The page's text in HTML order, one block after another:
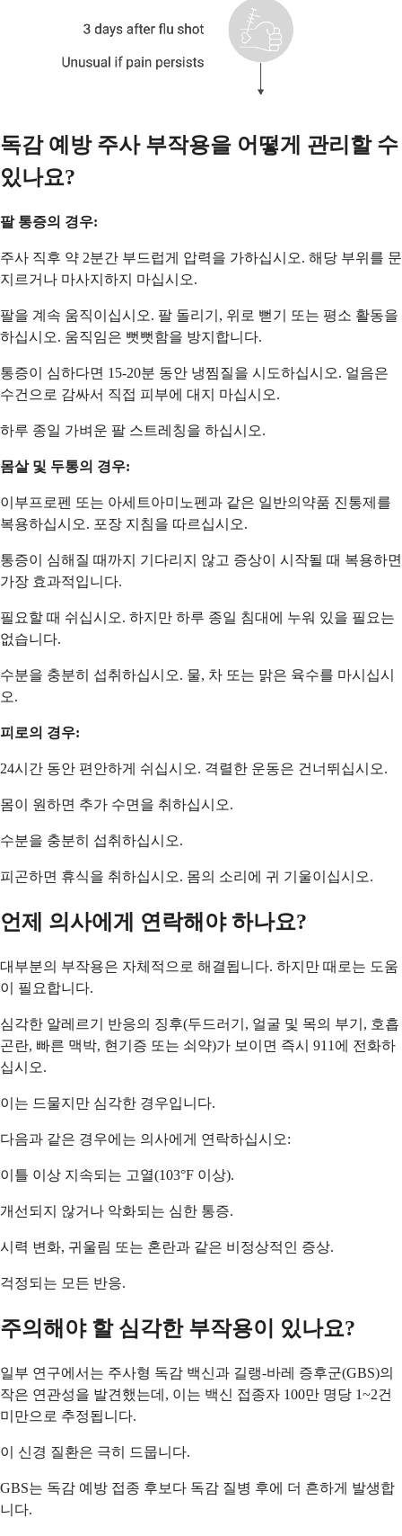
독감 예방 주사 부작용을 어떻게 관리할 수
있나요?
팔 통증의 경우:
주사 직후 약 2분간 부드럽게 압력을 가하십시오. 해당 부위를 문
지르거나 마사지하지 마십시오.
팔을 계속 움직이십시오. 팔 돌리기, 위로 뻗기 또는 평소 활동을
하십시오. 움직임은 뻣뻣함을 방지합니다.
통증이 심하다면 15-20분 동안 냉찜질을 시도하십시오. 얼음은
수건으로 감싸서 직접 피부에 대지 마십시오.
하루 종일 가벼운 팔 스트레칭을 하십시오.
몸살 및 두통의 경우:
이부프로펜 또는 아세트아미노펜과 같은 일반의약품 진통제를
복용하십시오. 포장 지침을 따르십시오.
통증이 심해질 때까지 기다리지 않고 증상이 시작될 때 복용하면
가장 효과적입니다.
필요할 때 쉬십시오. 하지만 하루 종일 침대에 누워 있을 필요는
없습니다.
수분을 충분히 섭취하십시오. 물, 차 또는 맑은 육수를 마시십시
오.
피로의 경우:
24시간 동안 편안하게 쉬십시오. 격렬한 운동은 건너뛰십시오.
몸이 원하면 추가 수면을 취하십시오.
수분을 충분히 섭취하십시오.
피곤하면 휴식을 취하십시오. 몸의 소리에 귀 기울이십시오.
언제 의사에게 연락해야 하나요?
대부분의 부작용은 자체적으로 해결됩니다. 하지만 때로는 도움
이 필요합니다.
심각한 알레르기 반응의 징후(두드러기, 얼굴 및 목의 부기, 호흡
곤란, 빠른 맥박, 현기증 또는 쇠약)가 보이면 즉시 911에 전화하
십시오.
이는 드물지만 심각한 경우입니다.
다음과 같은 경우에는 의사에게 연락하십시오:
이틀 이상 지속되는 고열(103°F 이상).
개선되지 않거나 악화되는 심한 통증.
시력 변화, 귀울림 또는 혼란과 같은 비정상적인 증상.
걱정되는 모든 반응.
주의해야 할 심각한 부작용이 있나요?
일부 연구에서는 주사형 독감 백신과 길랭-바레 증후군(GBS)의
작은 연관성을 발견했는데, 이는 백신 접종자 100만 명당 1~2건
미만으로 추정됩니다.
이 신경 질환은 극히 드뭅니다.
GBS는 독감 예방 접종 후보다 독감 질병 후에 더 흔하게 발생합
니다.